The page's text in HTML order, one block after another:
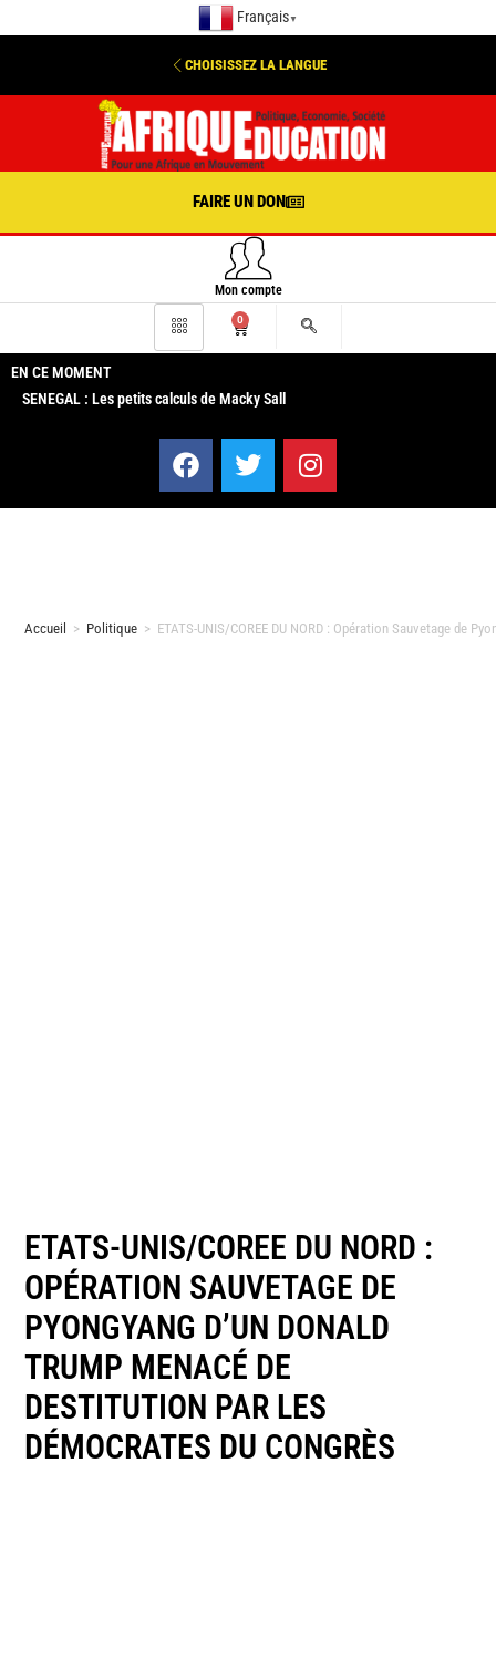
Français ▼
CHOISISSEZ LA LANGUE
FAIRE UN DON
Mon compte
0
EN CE MOMENT
SENEGAL : Les petits calculs de Macky Sall
Accueil > Politique > ETATS-UNIS/COREE DU NORD : Opération Sauvetage de
ETATS-UNIS/COREE DU NORD :
OPÉRATION SAUVETAGE DE
PYONGYANG D’UN DONALD
TRUMP MENACÉ DE
DESTITUTION PAR LES
DÉMOCRATES DU CONGRÈS